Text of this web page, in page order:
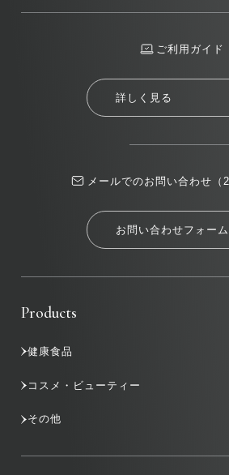
ご利用ガイド
詳しく見る
メールでのお問い合わせ（
お問い合わせフォーム
Products
健康食品
コスメ・ビューティー
その他